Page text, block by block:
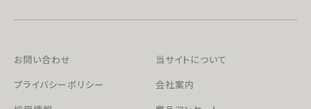
お問い合わせ
当サイトについて
プライバシーポリシー
会社案内